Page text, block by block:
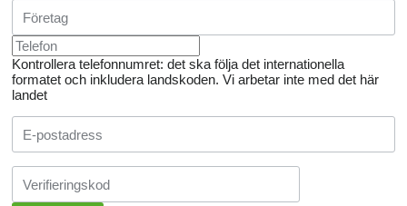
Kontrollera telefonnumret: det ska följa det internationella
formatet och inkludera landskoden. Vi arbetar inte med det här
landet